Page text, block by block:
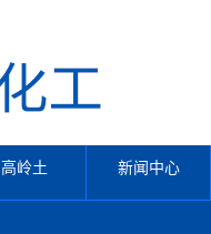
高岭土 新闻中心